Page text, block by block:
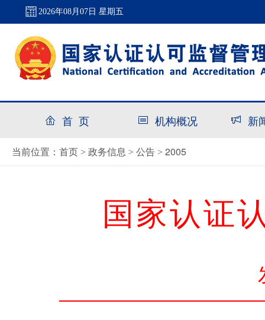
2026年08月07日 星期五
首 页 机构概况 新
当前位置： 首页 > 政务信息 > 公告 > 2005
国家认证